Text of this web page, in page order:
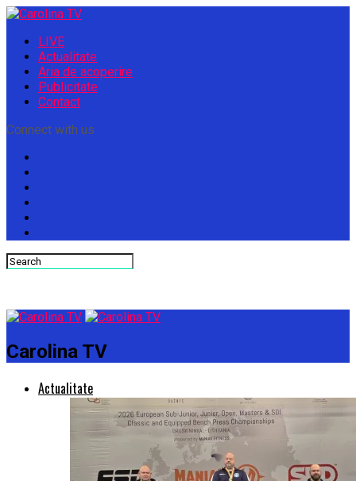
LIVE
Actualitate
Aria de acoperire
Publicitate
Contact
Connect with us
Carolina TV
Actualitate